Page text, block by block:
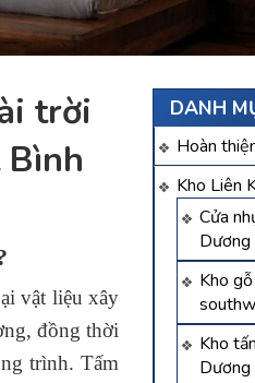
DANH
Hoàn
Kho Liên
Cửa
Dương
Kho
Kho
Dương
trời
vật liệu xây
đồng thời
trình. Tấm